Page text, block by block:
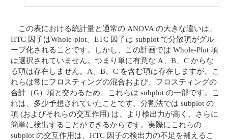
この表における統計量と通常の ANOVA の大きな違いは、
HTC 因子はWhole-plot、ETC 因子は subplot で分散項がグル
ープ化されることです。しかし、この計画では Whole-Plot 項
は選択されていません。つまり単に有意な A、B、C からな
る項は存在しません。A、B、C を含む項は存在しますが、こ
れらは常にフロスティングの混合および、フロスティングの
合計（G）項と交わるため、これらは subplot の一部です。こ
れは、多少予想されていたことです。分割法では subplot の
項 (およびそれらの交互作用) は、より検出力が高く、さらに
簡単に検出することができるからです。実際にこれらの
subplot の交互作用は、HTC 因子の検出力の不足を補えるこ